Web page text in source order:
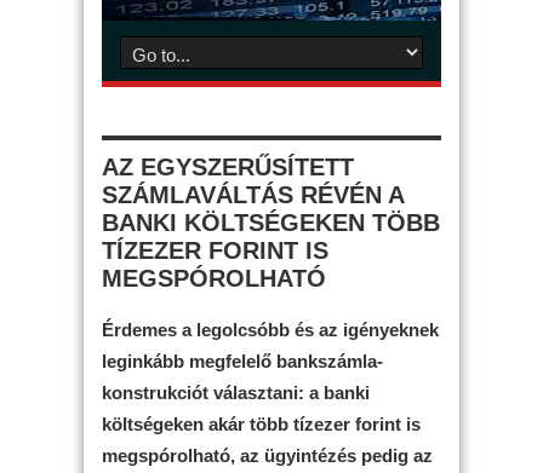
AZ EGYSZERŰSÍTETT
SZÁMLAVÁLTÁS RÉVÉN A
BANKI KÖLTSÉGEKEN TÖBB
TÍZEZER FORINT IS
MEGSPÓROLHATÓ
Érdemes a legolcsóbb és az igényeknek
leginkább megfelelő bankszámla-
konstrukciót választani: a banki
költségeken akár több tízezer forint is
megspórolható, az ügyintézés pedig az